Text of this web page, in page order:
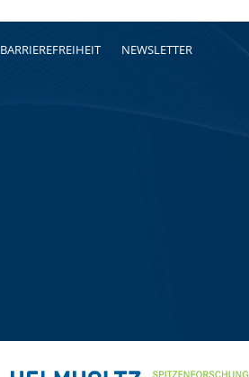
BARRIEREFREIHEIT NEWSLETTER